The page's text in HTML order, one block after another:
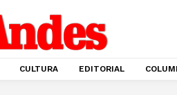
CULTURA EDITORIAL